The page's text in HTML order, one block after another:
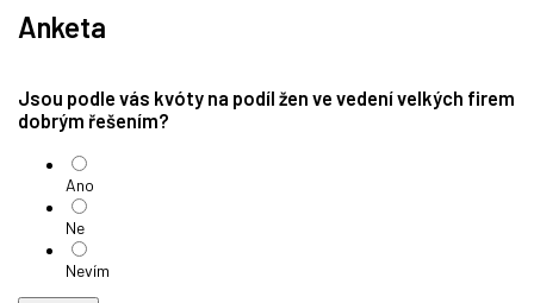
Anketa
Jsou podle vás kvóty na podíl žen ve vedení velkých firem
dobrým řešením?
Ano
Ne
Nevím